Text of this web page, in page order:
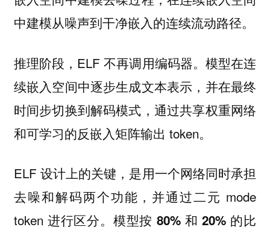
中建模从噪声到干净嵌入的连续流动路径。
推理阶段，ELF 不再调用编码器。模型在连
续嵌入空间中逐步生成文本表示，并在最终
时间步切换到解码模式，通过共享权重网络
和可学习的反嵌入矩阵输出 token。
ELF 设计上的关键， 是用一个网络同时承担
去噪和解码两个功能 ，并通过二元 mode
token 进行区分。 模型按 80% 和 20% 的比